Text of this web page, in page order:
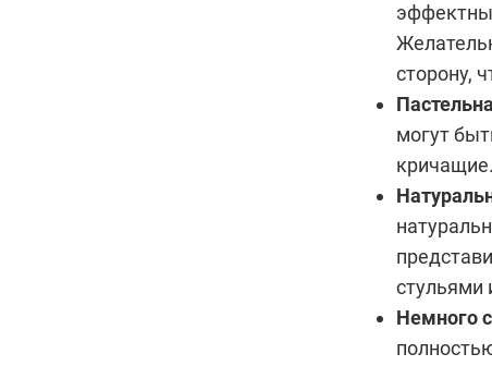
сторону,
могут
кричащие.
стульями
Немного